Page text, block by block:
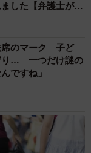
した【弁護士が解
席のマーク 子ど
り… 一つだけ謎の
ですね」